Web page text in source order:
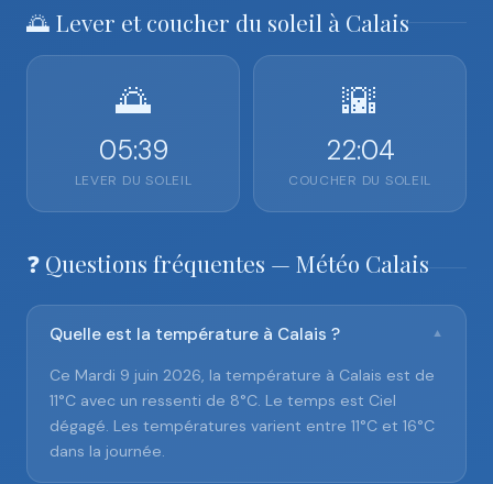
🌅 Lever et coucher du soleil à Calais
🌅
05:39
LEVER DU SOLEIL
🌇
22:04
COUCHER DU SOLEIL
❓ Questions fréquentes — Météo Calais
Quelle est la température à Calais ? ▼
Ce Mardi 9 juin 2026, la température à Calais est de
11°C avec un ressenti de 8°C. Le temps est Ciel
dégagé. Les températures varient entre 11°C et 16°C
dans la journée.